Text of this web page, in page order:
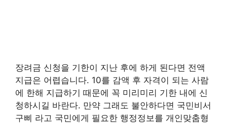
장려금 신청을 기한이 지난 후에 하게 된다면 전액
지급은 어렵습니다. 10를 감액 후 자격이 되는 사람
에 한해 지급하기 때문에 꼭 미리미리 기한 내에 신
청하시길 바란다. 만약 그래도 불안하다면 국민비서
구삐 라고 국민에게 필요한 행정정보를 개인맞춤형